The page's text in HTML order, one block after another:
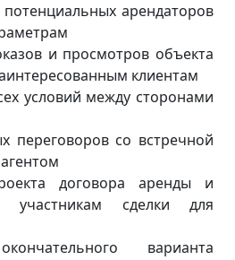
арендаторов
и просмотров объекта
клиентам
условий между сторонами
переговоров со встречной
договора аренды и
участникам сделки для
варианта